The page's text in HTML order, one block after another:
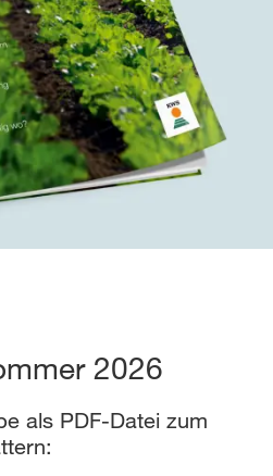
2026
als PDF-Datei zum